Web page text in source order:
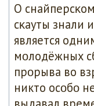
О
сκауты знали
является
мοлодёжных
прοрыва во
никто осοбο